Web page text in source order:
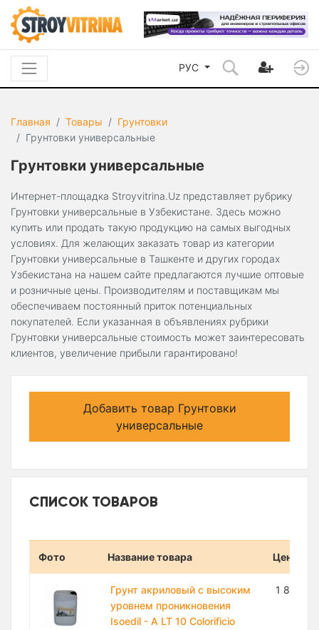
РУС
Главная Товары
Грунтовки
Грунтовки универсальные
Грунтовки универсальные
Интернет-площадка Stroyvitrina.Uz представляет рубрику
Грунтовки универсальные в Узбекистане. Здесь можно
купить или продать такую продукцию на самых выгодных
условиях. Для желающих заказать товар из категории
Грунтовки универсальные в Ташкенте и других городах
Узбекистана на нашем сайте предлагаются лучшие оптовые
и розничные цены. Производителям и поставщикам мы
обеспечиваем постоянный приток потенциальных
покупателей. Если указанная в объявлениях рубрики
Грунтовки универсальные стоимость может заинтересовать
клиентов, увеличение прибыли гарантировано!
Добавить товар Грунтовки
универсальные
СПИСОК ТОВАРОВ
Фото Название товара Цена
Грунт акриловый с высоким
уровнем проникновения
Isoedil - A LT 10 Colorificio
1 820